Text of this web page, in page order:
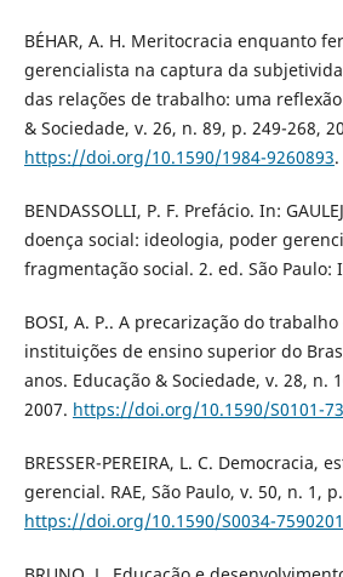
BÉHAR, A. H. Meritocracia enquanto
gerencialista na captura da
das relações de trabalho: uma
& Sociedade, v. 26, n. 89, p. 249-268,
https://doi.org/10.1590/1984-9260893.
BENDASSOLLI, P. F. Prefácio. In:
doença social: ideologia, poder
fragmentação social. 2. ed. São Paulo:
BOSI, A. P.. A precarização do
instituições de ensino superior do
anos. Educação & Sociedade, v. 28, n.
2007. https://doi.org/10.1590/S0101-
BRESSER-PEREIRA, L. C. Democracia,
gerencial. RAE, São Paulo, v. 50, n. 1,
https://doi.org/10.1590/S0034-